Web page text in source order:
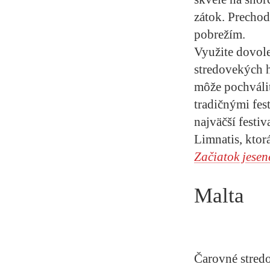
zátok.
pobrežím.
Využite
stredovekých
môže
tradičnými
najväčší
Limnatis,
Začiatok
Malta
Čarovné